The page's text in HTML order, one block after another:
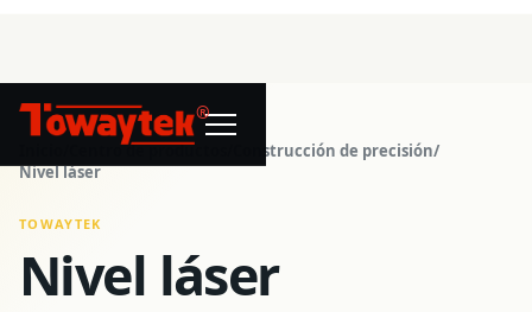
®
Centro de productos Construcción de precisión/
Nivel láser
TOWAYTEK
Nivel láser